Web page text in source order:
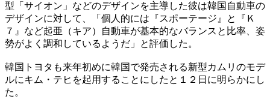
型「サイオン」などのデザインを主導した彼は韓国自動車の
デザインに対して、「個人的には『スポーテージ』と『Ｋ
７』など起亜（キア）自動車が基本的なバランスと比率、姿
勢がよく調和しているようだ」と評価した。
韓国トヨタも来年初めに韓国で発売される新型カムリのモデ
ルにキム・テヒを起用することにしたと１２日に明らかにし
た。